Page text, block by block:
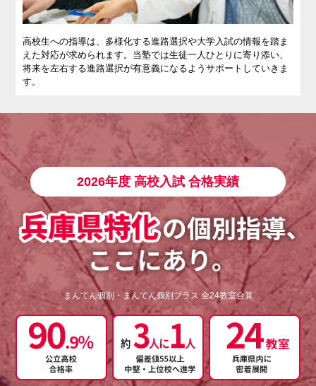
高校生への指導は、多様化する進路選択や大学入試の情報を踏ま
えた対応が求められます。当塾では生徒一人ひとりに寄り添い、
将来を左右する進路選択が有意義になるようサポートしていきま
す。
2026年度 高校入試 合格実績
まんてん個別・まんてん個別プラス 全24教室合算